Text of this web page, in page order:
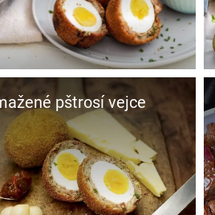
pštrosí vejce